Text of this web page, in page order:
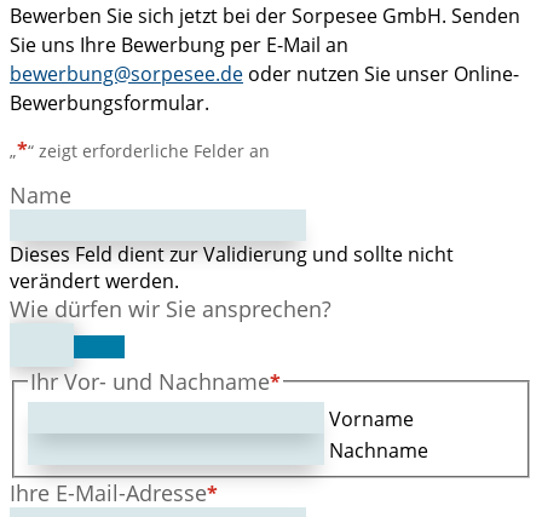
Bewerben Sie sich jetzt bei der Sorpesee GmbH. Senden
Sie uns Ihre Bewerbung per E-Mail an
bewerbung@sorpesee.de oder nutzen Sie unser Online-
Bewerbungsformular.
„*“ zeigt erforderliche Felder an
Name
Dieses Feld dient zur Validierung und sollte nicht
verändert werden.
Wie dürfen wir Sie ansprechen?
Ihr Vor- und Nachname*
Vorname
Nachname
Ihre E-Mail-Adresse*